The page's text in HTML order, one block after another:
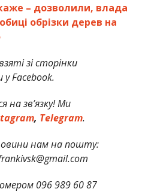
– дозволили, влада
обрізки дерев на
зі сторінки
у Facebook.
на зв’язку! Ми
, Telegram.
нам на пошту:
096 989 60 87